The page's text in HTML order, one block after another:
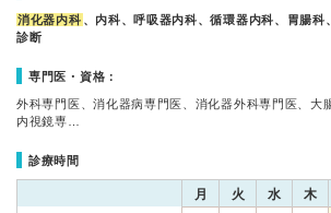
消化器内科 、内科、呼吸器内科、循環器内科、胃腸科
診断
専門医・資格：
外科専門医、消化器病専門医、消化器外科専門医、大
内視鏡専…
診療時間
月 火 水 木